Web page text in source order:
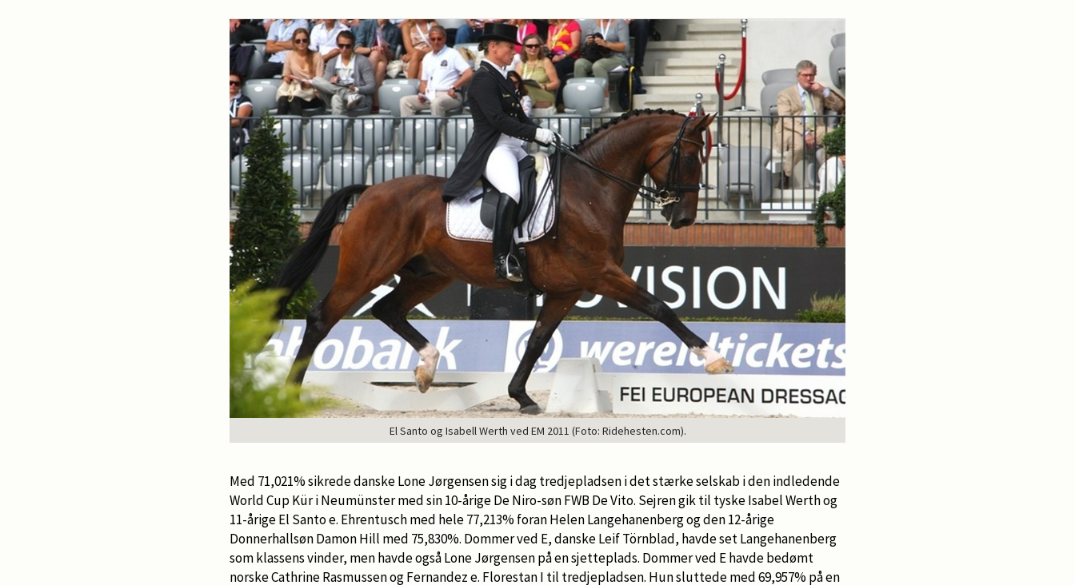
El Santo og Isabell Werth ved EM 2011 (Foto: Ridehesten.com).
Med 71,021% sikrede danske Lone Jørgensen sig i dag tredjepladsen i det stærke selskab i den indledende
World Cup Kür i Neumünster med sin 10-årige De Niro-søn FWB De Vito. Sejren gik til tyske Isabel Werth og
11-årige El Santo e. Ehrentusch med hele 77,213% foran Helen Langehanenberg og den 12-årige
Donnerhallsøn Damon Hill med 75,830%. Dommer ved E, danske Leif Törnblad, havde set Langehanenberg
som klassens vinder, men havde også Lone Jørgensen på en sjetteplads. Dommer ved E havde bedømt
norske Cathrine Rasmussen og Fernandez e. Florestan I til tredjepladsen. Hun sluttede med 69,957% på en